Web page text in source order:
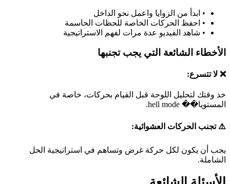
• ابدأ من الزوايا واعمل نحو الداخل
• احفظ الحركات الخاصة للحظات الحاسمة
• شاهد الفيديو عدة مرات لفهم الاستراتيجية
الأخطاء الشائعة التي يجب تجنبها
❌ لا تتسرع:
خذ وقتك لتحليل اللوحة قبل القيام بحركات، خاصة في
المستويا�� hell mode.
⚠️ تجنب الحركات العشوائية:
يجب أن يكون لكل حركة غرض وتساهم في استراتيجية الحل
الشاملة.